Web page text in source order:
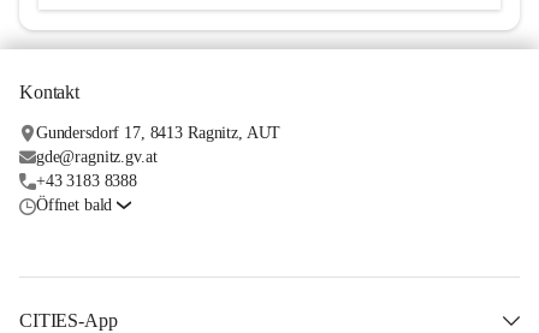
Kontakt
Gundersdorf 17, 8413 Ragnitz, AUT
gde@ragnitz.gv.at
+43 3183 8388
Öffnet bald
CITIES-App